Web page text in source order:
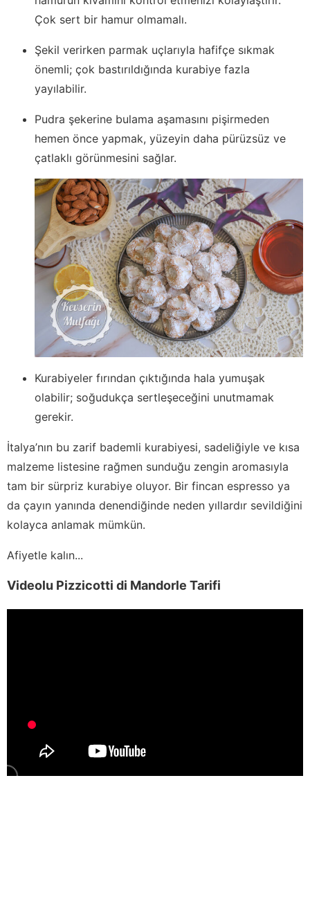
Çok sert bir hamur olmamalı.
Şekil verirken parmak uçlarıyla hafifçe sıkmak
önemli; çok bastırıldığında kurabiye fazla
yayılabilir.
Pudra şekerine bulama aşamasını pişirmeden
hemen önce yapmak, yüzeyin daha pürüzsüz ve
çatlaklı görünmesini sağlar.
Kurabiyeler fırından çıktığında hala yumuşak
olabilir; soğudukça sertleşeceğini unutmamak
gerekir.
İtalya’nın bu zarif bademli kurabiyesi, sadeliğiyle ve kısa
malzeme listesine rağmen sunduğu zengin aromasıyla
tam bir sürpriz kurabiye oluyor. Bir fincan espresso ya
da çayın yanında denendiğinde neden yıllardır sevildiğini
kolayca anlamak mümkün.
Afiyetle kalın...
Videolu Pizzicotti di Mandorle Tarifi